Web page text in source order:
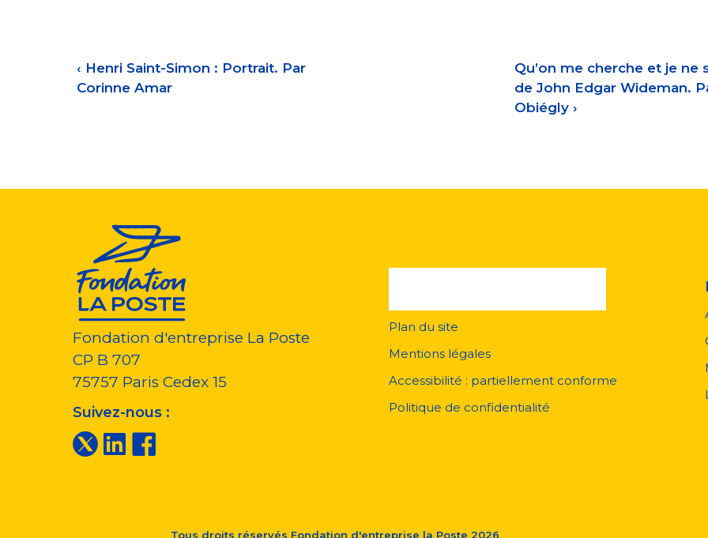
‹ Henri Saint-Simon : Portrait. Par
Corinne Amar
Qu’on me cherche et je ne
de John Edgar Wideman.
Obiégly›
Fondation d'entreprise La Poste
CP B 707
75757 Paris Cedex 15
Suivez-nous :
pied
page
Plan du site
Mentions légales
Accessibilité : partiellement conforme
Politique de confidentialité
Tous droits réservés Fondation d'entreprise la Poste 2026